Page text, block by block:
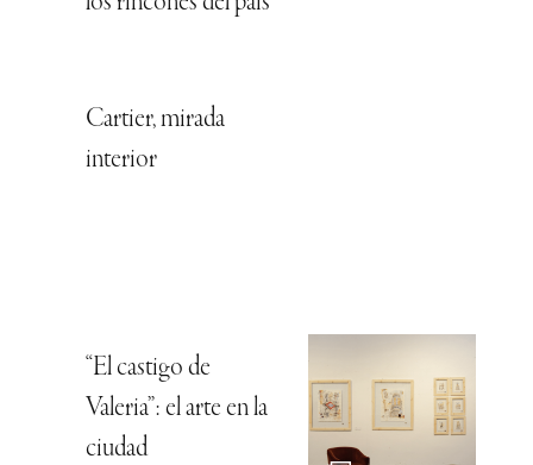
Cartier, mirada
interior
“El castigo de
Valeria”: el arte en la
ciudad